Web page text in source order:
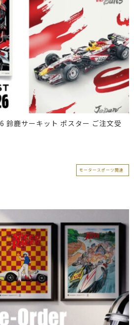
鹿サーキット ポスター ご注文受
モータースポーツ関連